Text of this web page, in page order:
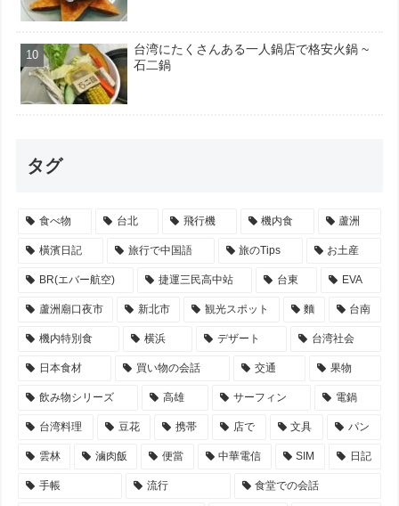
台湾にたくさんある一人鍋店で格安火鍋 ~
石二鍋
タグ
食べ物 台北 飛行機 機内食 蘆洲
橫濱日記 旅行で中国語 旅のTips お土産
BR(エバー航空) 捷運三民高中站 台東 EVA
蘆洲廟口夜市 新北市 観光スポット 麵 台南
機内特別食 横浜 デザート 台湾社会
日本食材 買い物の会話 交通 果物
飲み物シリーズ 高雄 サーフィン 電鍋
台湾料理 豆花 携帯 店で 文具 パン
雲林 滷肉飯 便當 中華電信 SIM 日記
手帳 流行 食堂での会話